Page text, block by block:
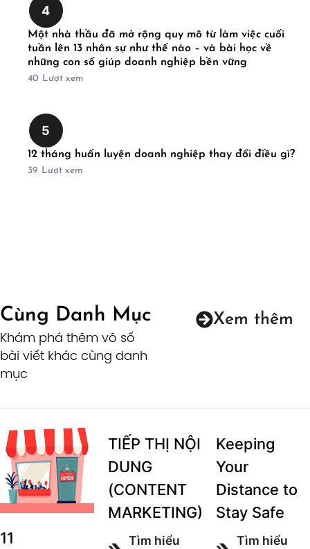
4
Một nhà thầu đã mở rộng quy mô từ làm việc cuối
tuần lên 13 nhân sự như thế nào – và bài học về
những con số giúp doanh nghiệp bền vững
40 Lượt xem
5
12 tháng huấn luyện doanh nghiệp thay đổi điều gì?
39 Lượt xem
Cùng Danh Mục
Khám phá thêm vô số
bài viết khác cùng danh
mục
Xem thêm
11
TIẾP THỊ NỘI
DUNG
(CONTENT
MARKETING)
Tìm hiểu
Keeping
Your
Distance to
Stay Safe
Tìm hiểu